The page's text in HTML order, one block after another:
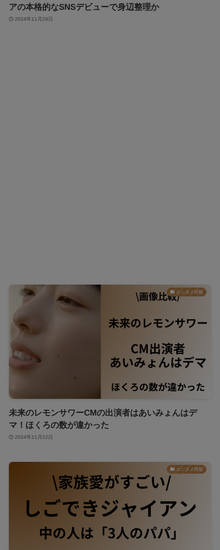
アの本格的なSNSデビューで身辺整理か
2024年11月29日
エンタメ情報
未来のレモンサワーCMの出演者はあいみょんはデ
マ！ほくろの数が違かった
2024年11月22日
エンタメ情報